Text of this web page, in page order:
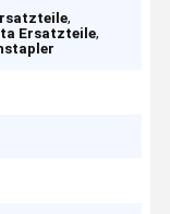
,
Ersatzteile,